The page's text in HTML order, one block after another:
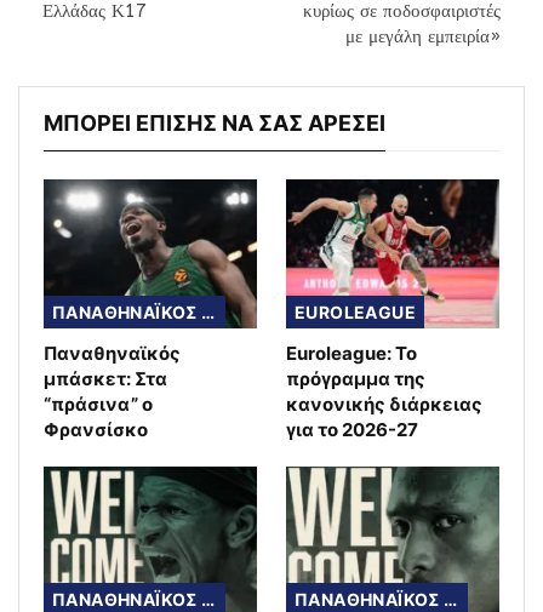
Ελλάδας Κ17
κυρίως σε ποδοσφαιριστές
με μεγάλη εμπειρία»
ΜΠΟΡΕΙ ΕΠΙΣΗΣ ΝΑ ΣΑΣ ΑΡΕΣΕΙ
ΠΑΝΑΘΗΝΑΪΚΟΣ ΜΠΑΣΚΕΤ
Παναθηναϊκός
μπάσκετ: Στα
“πράσινα” ο
Φρανσίσκο
EUROLEAGUE
Euroleague: Το
πρόγραμμα της
κανονικής διάρκειας
για το 2026-27
ΠΑΝΑΘΗΝΑΪΚΟΣ ΜΠΑΣΚΕΤ ΠΑΝΑΘΗΝΑΪΚΟΣ ΜΠΑΣΚΕΤ